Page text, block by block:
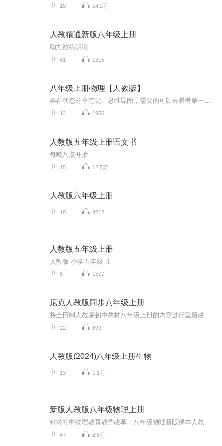
10 14.2万
人教精通新版八年级上册
助力熟练朗读
41 1315
八年级上册物理【人教版】
13 1956
人教版五年级上册语文书
每晚八点开播
15 12.5万
人教版六年级上册
10 4212
人教版五年级上册
人教版 小学五年级 上
6 1577
尼克人教版同步八年级上册
22 899
人教版(2024)八年级上册生物
13 1.1万
新版人教版八年级物理上册
47 2.8万